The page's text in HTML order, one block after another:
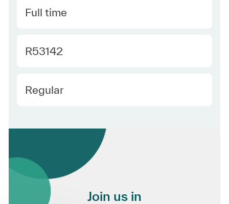
Type
Full time
Required Id
R53142
Employee Type
Regular
Join us in